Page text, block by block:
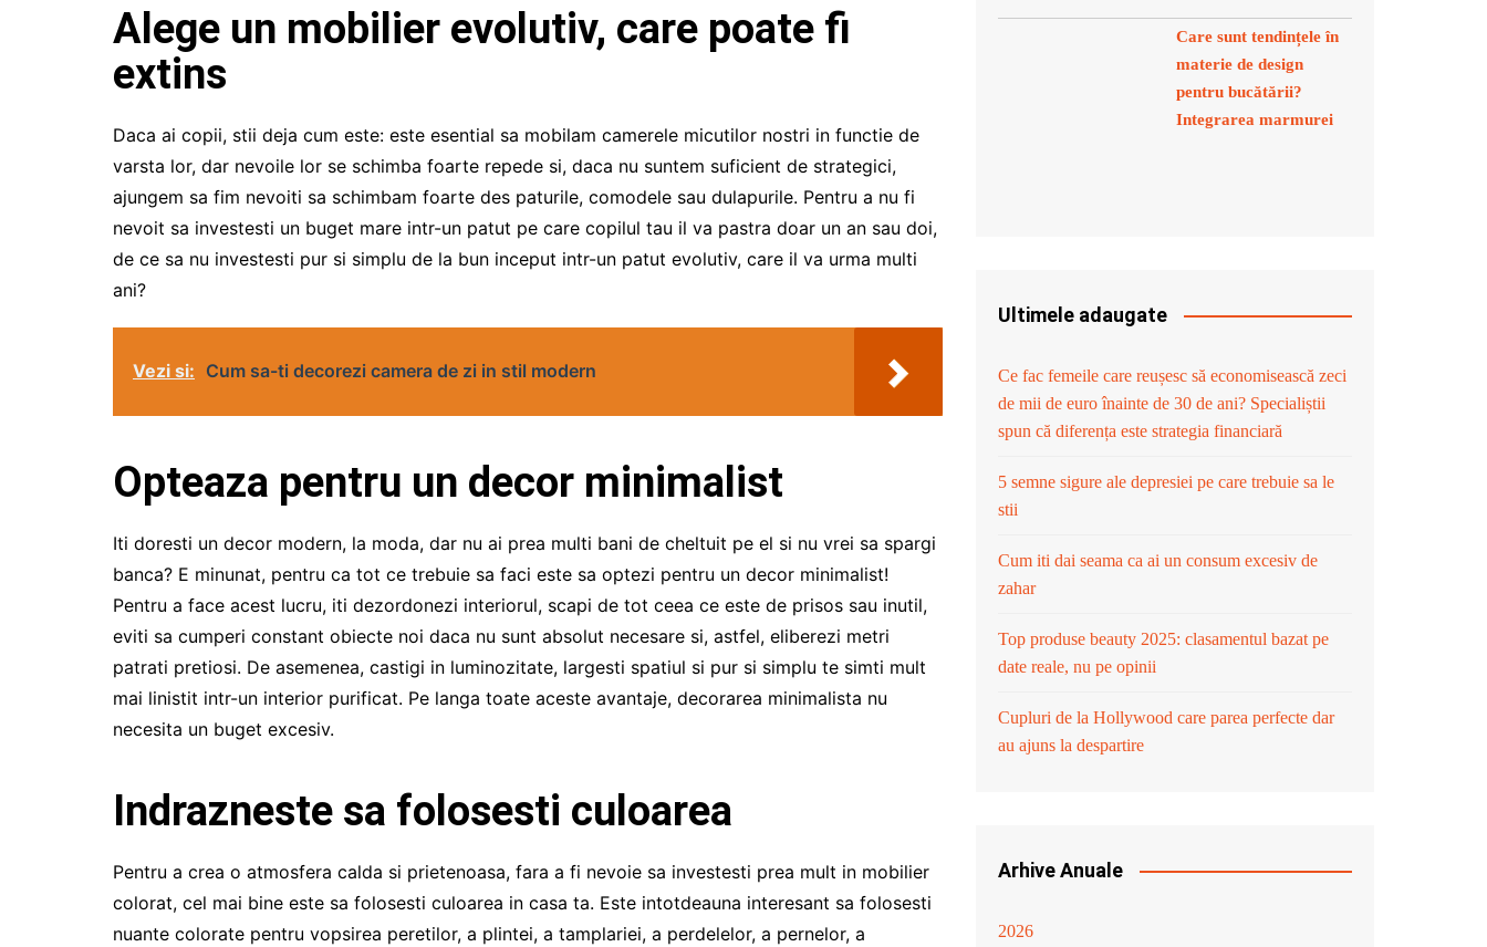
Alege un mobilier evolutiv, care poate fi
extins
Daca ai copii, stii deja cum este: este esential sa mobilam camerele micutilor nostri in functie de
varsta lor, dar nevoile lor se schimba foarte repede si, daca nu suntem suficient de strategici,
ajungem sa fim nevoiti sa schimbam foarte des paturile, comodele sau dulapurile. Pentru a nu fi
nevoit sa investesti un buget mare intr-un patut pe care copilul tau il va pastra doar un an sau doi,
de ce sa nu investesti pur si simplu de la bun inceput intr-un patut evolutiv, care il va urma multi
ani?
Vezi si: Cum sa-ti decorezi camera de zi in stil modern
Opteaza pentru un decor minimalist
Iti doresti un decor modern, la moda, dar nu ai prea multi bani de cheltuit pe el si nu vrei sa spargi
banca? E minunat, pentru ca tot ce trebuie sa faci este sa optezi pentru un decor minimalist!
Pentru a face acest lucru, iti dezordonezi interiorul, scapi de tot ceea ce este de prisos sau inutil,
eviti sa cumperi constant obiecte noi daca nu sunt absolut necesare si, astfel, eliberezi metri
patrati pretiosi. De asemenea, castigi in luminozitate, largesti spatiul si pur si simplu te simti mult
mai linistit intr-un interior purificat. Pe langa toate aceste avantaje, decorarea minimalista nu
necesita un buget excesiv.
Indrazneste sa folosesti culoarea
Pentru a crea o atmosfera calda si prietenoasa, fara a fi nevoie sa investesti prea mult in mobilier
colorat, cel mai bine este sa folosesti culoarea in casa ta. Este intotdeauna interesant sa folosesti
nuante colorate pentru vopsirea peretilor, a plintei, a tamplariei, a perdelelor, a pernelor, a
Care sunt tendințele în
materie de design
pentru bucătării?
Integrarea marmurei
Ultimele adaugate
Ce fac femeile care reușesc să economisească zeci
de mii de euro înainte de 30 de ani? Specialiștii
spun că diferența este strategia financiară
5 semne sigure ale depresiei pe care trebuie sa le
stii
Cum iti dai seama ca ai un consum excesiv de
zahar
Top produse beauty 2025: clasamentul bazat pe
date reale, nu pe opinii
Cupluri de la Hollywood care parea perfecte dar
au ajuns la despartire
Arhive Anuale
2026